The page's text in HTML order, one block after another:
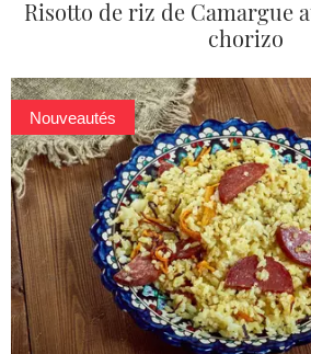
Risotto de riz de Camargue
chorizo
Nouveautés